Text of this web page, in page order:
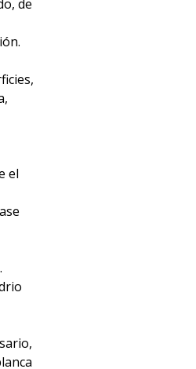
de
el